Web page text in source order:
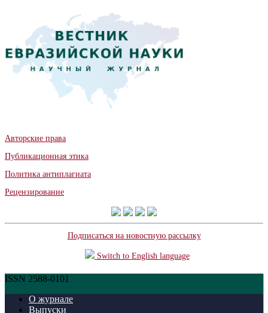
Авторские права
Публикационная этика
Политика антиплагиата
Рецензирование
Подписаться на новостную рассылку
Switch to English language
ISSN 2588-0101
О журнале
Выпуски